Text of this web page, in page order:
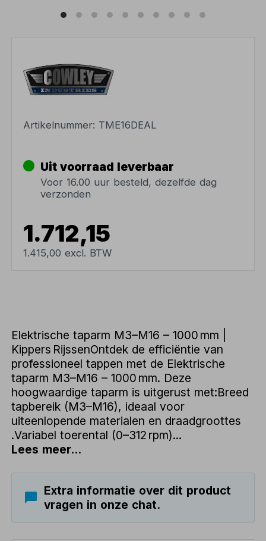
Artikelnummer: TME16DEAL
Uit voorraad leverbaar
Voor 16.00 uur besteld, dezelfde dag
verzonden
1.712,15
1.415,00 excl. BTW
Elektrische taparm M3–M16 – 1000 mm |
Kippers RijssenOntdek de efficiëntie van
professioneel tappen met de Elektrische
taparm M3–M16 – 1000 mm. Deze
hoogwaardige taparm is uitgerust met:Breed
tapbereik (M3–M16), ideaal voor
uiteenlopende materialen en draadgroottes
.Variabel toerental (0–312 rpm)...
Lees meer...
Extra informatie over dit product
vragen in onze chat.